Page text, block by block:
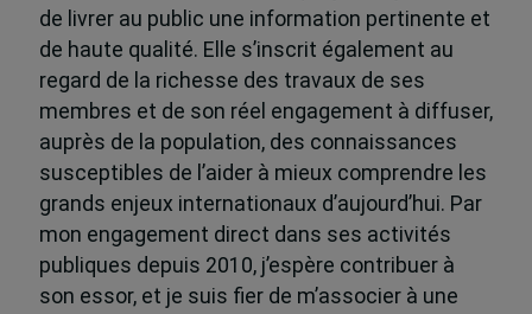
de livrer au public une information pertinente et
de haute qualité. Elle s’inscrit également au
regard de la richesse des travaux de ses
membres et de son réel engagement à diffuser,
auprès de la population, des connaissances
susceptibles de l’aider à mieux comprendre les
grands enjeux internationaux d’aujourd’hui. Par
mon engagement direct dans ses activités
publiques depuis 2010, j’espère contribuer à
son essor, et je suis fier de m’associer à une